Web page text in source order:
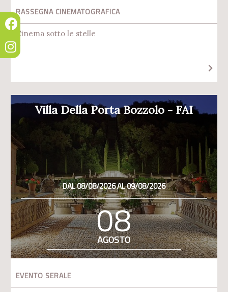
RASSEGNA CINEMATOGRAFICA
Cinema sotto le stelle
Villa Della Porta Bozzolo - FAI
DAL 08/08/2026 AL 09/08/2026
08
AGOSTO
EVENTO SERALE